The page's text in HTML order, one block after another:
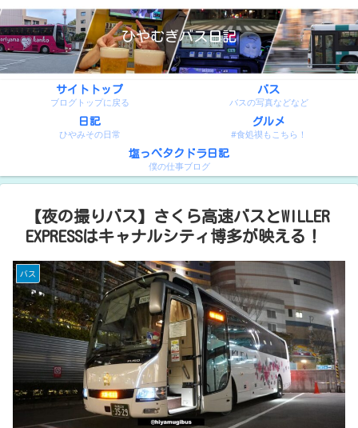
ひやむぎバス日記
サイトトップ
ブログトップに戻る
バス
バスの写真などなど
日記
ひやみその日常
グルメ
#食処禊もこちら！
塩っぺタクドラ日記
僕の仕事ブログ
【夜の撮りバス】さくら高速バスとWILLER
EXPRESSはキャナルシティ博多が映える！
バス